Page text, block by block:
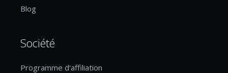
Blog
Société
Programme d'affiliation